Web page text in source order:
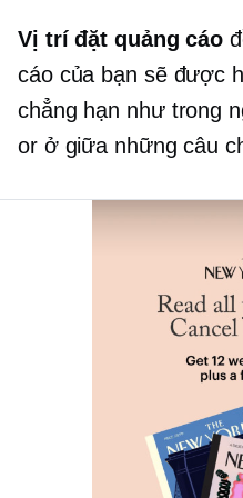
Vị trí đặt quảng cáo
cáo của bạn sẽ được
chẳng hạn như trong
or ở giữanhững câu